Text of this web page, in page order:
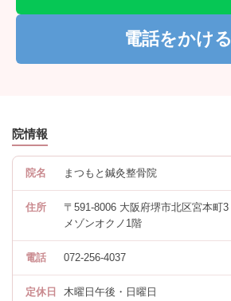
電話をかける
院情報
院名 まつもと鍼灸整骨院
住所
〒591-8006 大阪府堺市北区宮本町3
メゾンオクノ1階
電話 072-256-4037
定休日 木曜日午後・日曜日